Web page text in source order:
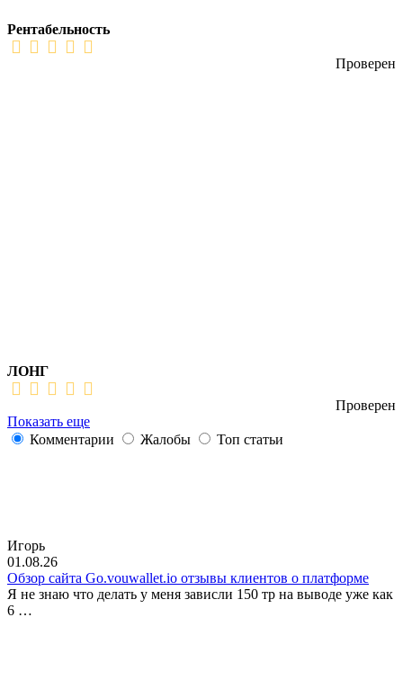
Рентабельность
Проверен
ЛОНГ
Проверен
Показать еще
Комментарии
Жалобы Топ статьи
Игорь
01.08.26
Обзор сайта Go.vouwallet.io отзывы клиентов о платформе
Я не знаю что делать у меня зависли 150 тр на выводе уже как
6 …